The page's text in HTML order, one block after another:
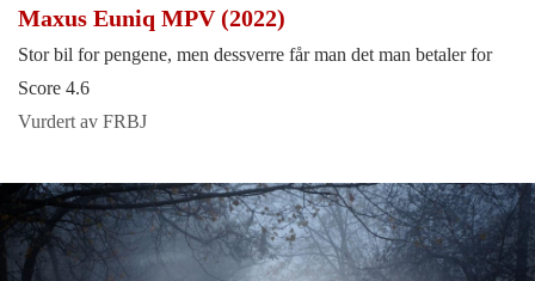
Maxus Euniq MPV (2022)
Stor bil for pengene, men dessverre får man det man betaler for
Score 4.6
Vurdert av FRBJ